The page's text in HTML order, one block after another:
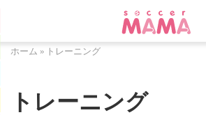
ホーム » トレーニング
トレーニング